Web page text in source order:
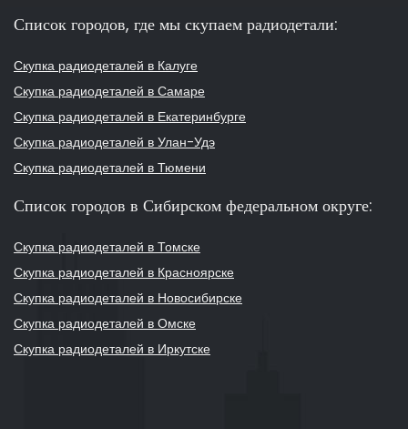
Список городов, где мы скупаем радиодетали:
Скупка радиодеталей в Калуге
Скупка радиодеталей в Самаре
Скупка радиодеталей в Екатеринбурге
Скупка радиодеталей в Улан-Удэ
Скупка радиодеталей в Тюмени
Список городов в Сибирском федеральном округе:
Скупка радиодеталей в Томске
Скупка радиодеталей в Красноярске
Скупка радиодеталей в Новосибирске
Скупка радиодеталей в Омске
Скупка радиодеталей в Иркутске